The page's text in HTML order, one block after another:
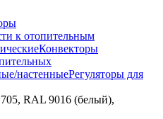
к отопительным
Конвекторы
настенныеРегуляторы для
RAL 9016 (белый),